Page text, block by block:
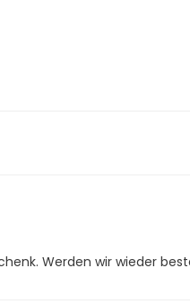
Werden wir wieder